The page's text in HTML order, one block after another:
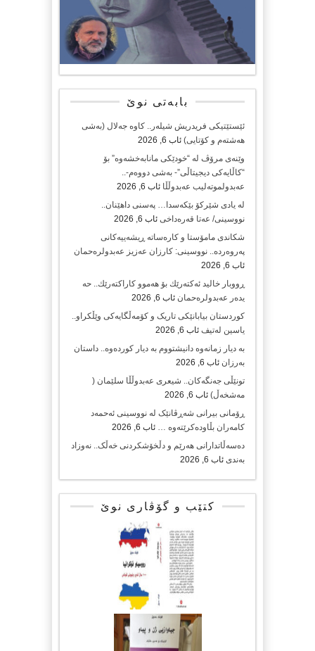
بابەتی نوێ
ئێستێتیکی فریدریش شیلەر.. کاوە جەلال (بەشی
هەشتەم و کۆتایی) ئاب 6, 2026
وێنەی مرۆڤ لە “خودێکی مانابەخشەوە” بۆ
“کاڵایەکی دیجیتاڵی”- بەشی دووەم-..
عەبدولموتەلیب عەبدوڵڵا ئاب 6, 2026
لە یادی شێرکۆ بێکەسدا… پەسنی داهێنان..
نووسینی/ عەتا قەرەداخی ئاب 6, 2026
شکاندی مامۆستا و کارەساتە ڕیشەییەکانی
پەروەردە.. نووسینی: کارزان عەزیز عەبدولرەحمان
ئاب 6, 2026
ڕووبار خالید ئەكتەرێك بۆ هەموو كاراكتەرێك.. حه
یدەر عەبدولرەحمان ئاب 6, 2026
کوردستان بیابانێکی تاریک و کۆمەڵگایەکی وێڵکراو..
یاسین لەتیف ئاب 6, 2026
بە دیار زمانەوە دانیشتووم بە دیار کوردەوە.. داستان
بەرزان ئاب 6, 2026
تونێڵی جەنگەکان.. شیعری عەبدوڵڵا سلێمان (
مەشخەڵ) ئاب 6, 2026
ڕۆمانی بیرانی شەڕڤانێک لە نووسینی ئەحمەد
کامەران بڵاودەکرێتەوە … ئاب 6, 2026
دەسەڵاتدارانی هەرێم و دڵخۆشکردنی خەڵک.. نەوزاد
بەندی ئاب 6, 2026
کتێب و گۆڤاری نوێ